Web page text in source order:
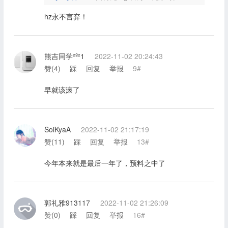
hz永不言弃！
熊吉同学²º²1
2022-11-02 20:24:43
赞(4) 踩 回复 举报 9#
早就该滚了
SoiKyaA
2022-11-02 21:17:19
赞(11) 踩 回复 举报 13#
今年本来就是最后一年了，预料之中了
郭礼雅913117
2022-11-02 21:26:09
赞(0) 踩 回复 举报 16#